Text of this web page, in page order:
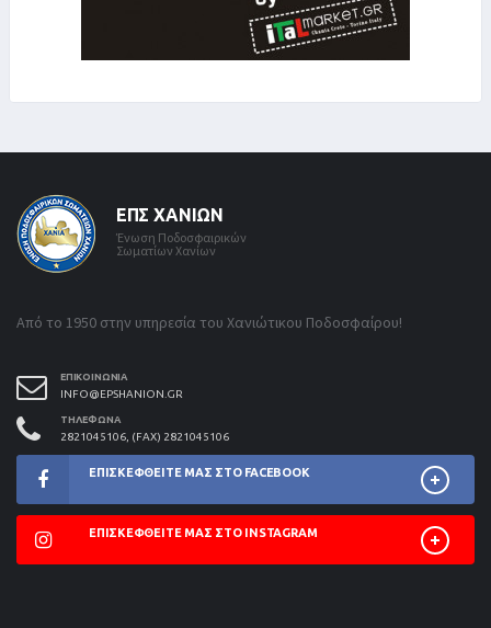
ΕΠΣ ΧΑΝΊΩΝ
Ένωση Ποδοσφαιρικών
Σωματίων Χανίων
Από το 1950 στην υπηρεσία του Χανιώτικου Ποδοσφαίρου!
ΕΠΙΚΟΙΝΩΝΊΑ
INFO@EPSHANION.GR
ΤΗΛΈΦΩΝΑ
2821045106, (FAX) 2821045106
ΕΠΙΣΚΕΦΘΕΊΤΕ ΜΑΣ ΣΤΟ FACEBOOK
ΕΠΙΣΚΕΦΘΕΊΤΕ ΜΑΣ ΣΤΟ INSTAGRAM